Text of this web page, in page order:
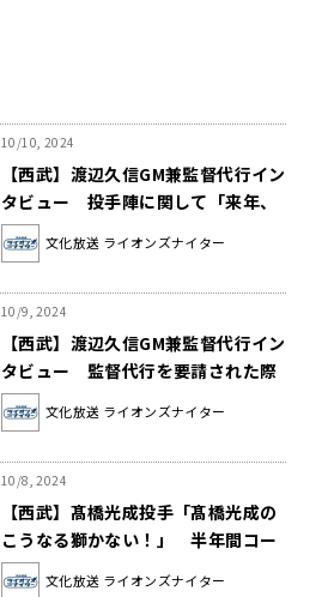
10/10, 2024
【西武】渡辺久信GM兼監督代行イン
タビュー 投手陣に関して「来年、
再来年を見据えたなかでいい競争が
起こっている」
文化放送 ライオンズナイター
10/9, 2024
【西武】渡辺久信GM兼監督代行イン
タビュー 監督代行を要請された際
の心境とは？
文化放送 ライオンズナイター
10/8, 2024
【西武】髙橋光成投手「髙橋光成の
こうなる獅かない！」 半年間コー
ナーを務めた想いを語る
文化放送 ライオンズナイター